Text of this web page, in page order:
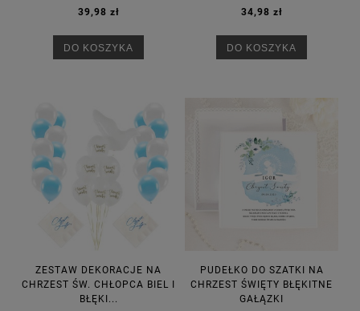
39,98 zł
DO KOSZYKA
34,98 zł
DO KOSZYKA
ZESTAW DEKORACJE NA
CHRZEST ŚW. CHŁOPCA BIEL I
BŁĘKI...
PUDEŁKO DO SZATKI NA
CHRZEST ŚWIĘTY BŁĘKITNE
GAŁĄZKI